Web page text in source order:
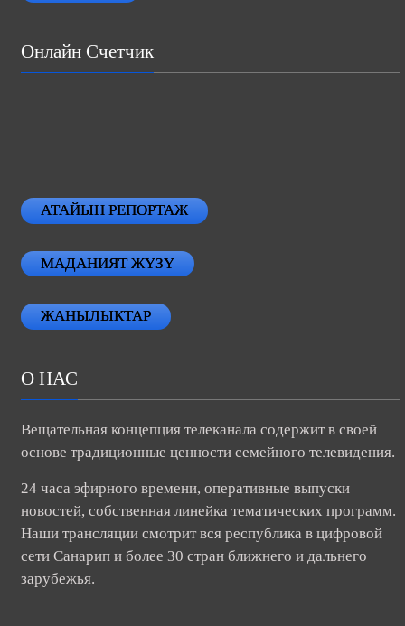
Онлайн Счетчик
АТАЙЫН РЕПОРТАЖ
МАДАНИЯТ ЖҮЗҮ
ЖАНЫЛЫКТАР
О НАС
Вещательная концепция телеканала содержит в своей
основе традиционные ценности семейного телевидения.
24 часа эфирного времени, оперативные выпуски
новостей, собственная линейка тематических программ.
Наши трансляции смотрит вся республика в цифровой
сети Санарип и более 30 стран ближнего и дальнего
зарубежья.